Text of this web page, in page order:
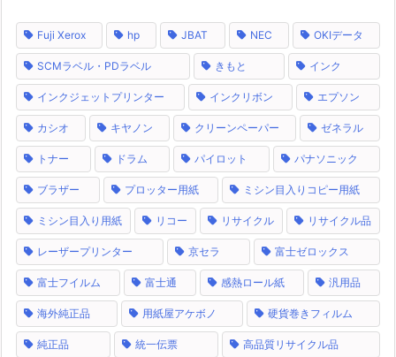
Fuji Xerox hp JBAT NEC OKIデータ
SCMラベル・PDラベル きもと インク
インクジェットプリンター インクリボン エプソン
カシオ キヤノン クリーンペーパー ゼネラル
トナー ドラム パイロット パナソニック
ブラザー プロッター用紙 ミシン目入りコピー用紙
ミシン目入り用紙 リコー リサイクル リサイクル品
レーザープリンター 京セラ 富士ゼロックス
富士フイルム 富士通 感熱ロール紙 汎用品
海外純正品 用紙屋アケボノ 硬貨巻きフィルム
純正品 統一伝票 高品質リサイクル品